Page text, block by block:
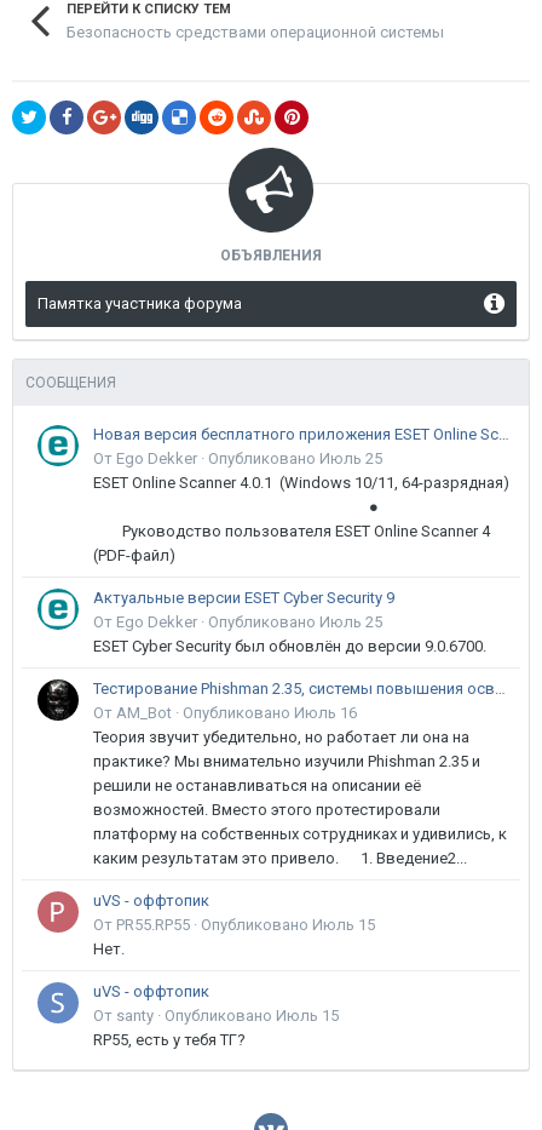
ПЕРЕЙТИ К СПИСКУ ТЕМ
Безопасность средствами операционной системы
ОБЪЯВЛЕНИЯ
Памятка участника форума
СООБЩЕНИЯ
Новая версия бесплатного приложения ESET Online Scanner доступна пользователям
От Ego Dekker · Опубликовано Июль 25
ESET Online Scanner 4.0.1 (Windows 10/11, 64-разрядная)
●
Руководство пользователя ESET Online Scanner 4
(PDF-файл)
Актуальные версии ESET Cyber Security 9
От Ego Dekker · Опубликовано Июль 25
ESET Cyber Security был обновлён до версии 9.0.6700.
Тестирование Phishman 2.35, системы повышения осведомлённости пользователей в сфере ИБ
От AM_Bot · Опубликовано Июль 16
Теория звучит убедительно, но работает ли она на
практике? Мы внимательно изучили Phishman 2.35 и
решили не останавливаться на описании её
возможностей. Вместо этого протестировали
платформу на собственных сотрудниках и удивились, к
каким результатам это привело. 1. Введение2...
uVS - оффтопик
От PR55.RP55 · Опубликовано Июль 15
Нет.
uVS - оффтопик
От santy · Опубликовано Июль 15
RP55, есть у тебя ТГ?